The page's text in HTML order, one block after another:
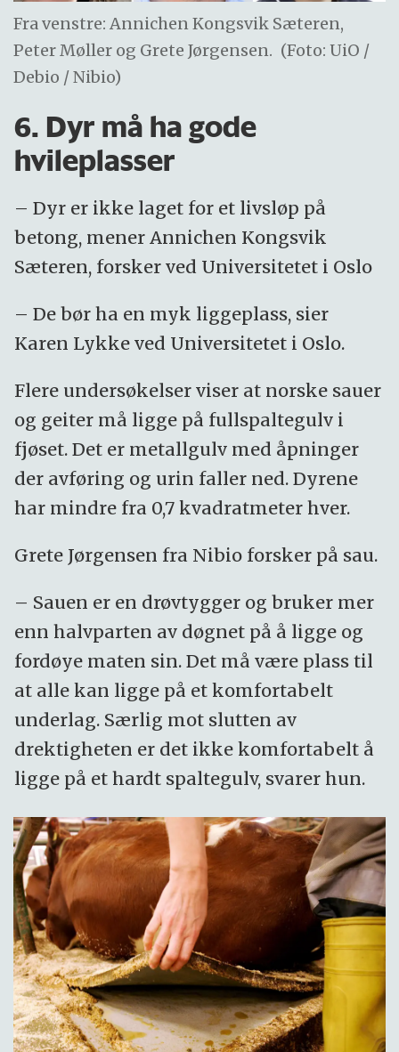
Fra venstre: Annichen Kongsvik Sæteren,
Peter Møller og Grete Jørgensen. (Foto: UiO /
Debio / Nibio)
6. Dyr må ha gode
hvileplasser
– Dyr er ikke laget for et livsløp på
betong, mener Annichen Kongsvik
Sæteren, forsker ved Universitetet i Oslo
– De bør ha en myk liggeplass, sier
Karen Lykke ved Universitetet i Oslo.
Flere undersøkelser viser at norske sauer
og geiter må ligge på fullspaltegulv i
fjøset. Det er metallgulv med åpninger
der avføring og urin faller ned. Dyrene
har mindre fra 0,7 kvadratmeter hver.
Grete Jørgensen fra Nibio forsker på sau.
– Sauen er en drøvtygger og bruker mer
enn halvparten av døgnet på å ligge og
fordøye maten sin. Det må være plass til
at alle kan ligge på et komfortabelt
underlag. Særlig mot slutten av
drektigheten er det ikke komfortabelt å
ligge på et hardt spaltegulv, svarer hun.